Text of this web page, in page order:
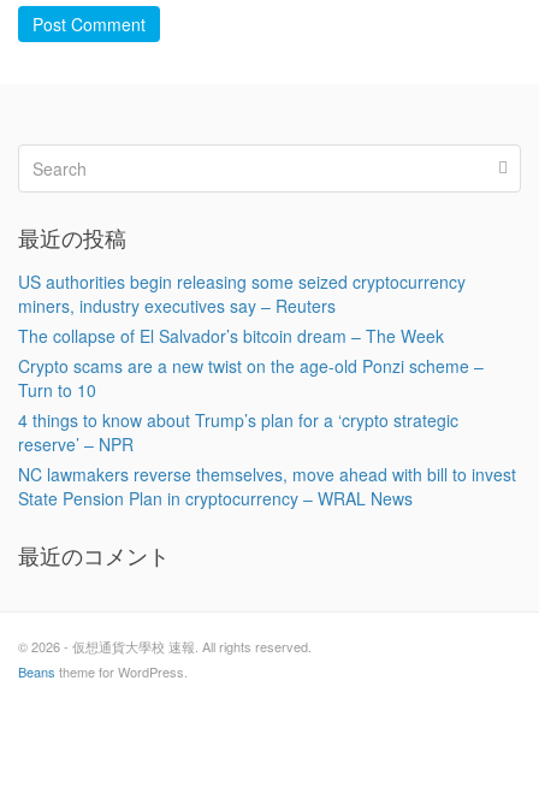
Post Comment
最近の投稿
US authorities begin releasing some seized cryptocurrency
miners, industry executives say – Reuters
The collapse of El Salvador’s bitcoin dream – The Week
Crypto scams are a new twist on the age-old Ponzi scheme –
Turn to 10
4 things to know about Trump’s plan for a ‘crypto strategic
reserve’ – NPR
NC lawmakers reverse themselves, move ahead with bill to invest
State Pension Plan in cryptocurrency – WRAL News
最近のコメント
© 2026 - 仮想通貨大學校 速報. All rights reserved.
Beans theme for WordPress.